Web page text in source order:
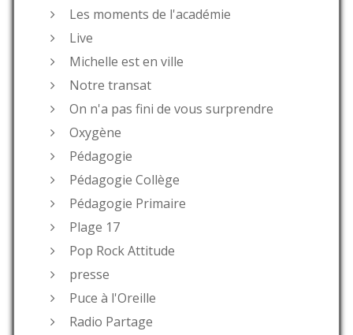
Les moments de l'académie
Live
Michelle est en ville
Notre transat
On n'a pas fini de vous surprendre
Oxygène
Pédagogie
Pédagogie Collège
Pédagogie Primaire
Plage 17
Pop Rock Attitude
presse
Puce à l'Oreille
Radio Partage